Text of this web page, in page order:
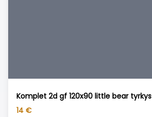
Komplet 2d gf 120x90 little bear tyrkys
14 €